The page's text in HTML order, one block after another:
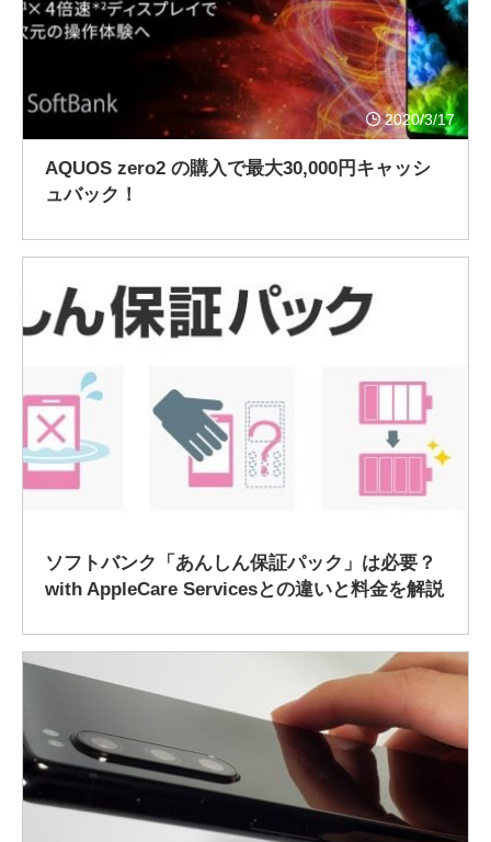
2020/3/17
AQUOS zero2 の購入で最大30,000円キャッシ
ュバック！
ソフトバンク「あんしん保証パック」は必要？
with AppleCare Servicesとの違いと料金を解説